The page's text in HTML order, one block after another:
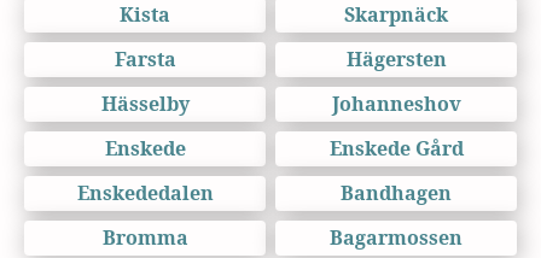
Kista
Skarpnäck
Farsta
Hägersten
Hässelby
Johanneshov
Enskede
Enskede Gård
Enskededalen
Bandhagen
Bromma
Bagarmossen